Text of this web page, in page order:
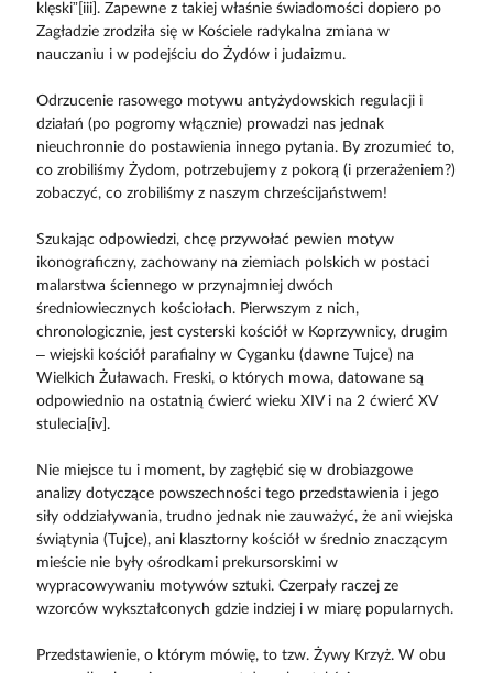
klęski”[iii]. Zapewne z takiej właśnie świadomości dopiero po
Zagładzie zrodziła się w Kościele radykalna zmiana w
nauczaniu i w podejściu do Żydów i judaizmu.
Odrzucenie rasowego motywu antyżydowskich regulacji i
działań (po pogromy włącznie) prowadzi nas jednak
nieuchronnie do postawienia innego pytania. By zrozumieć to,
co zrobiliśmy Żydom, potrzebujemy z pokorą (i przerażeniem?)
zobaczyć, co zrobiliśmy z naszym chrześcijaństwem!
Szukając odpowiedzi, chcę przywołać pewien motyw
ikonograficzny, zachowany na ziemiach polskich w postaci
malarstwa ściennego w przynajmniej dwóch
średniowiecznych kościołach. Pierwszym z nich,
chronologicznie, jest cysterski kościół w Koprzywnicy, drugim
– wiejski kościół parafialny w Cyganku (dawne Tujce) na
Wielkich Żuławach. Freski, o których mowa, datowane są
odpowiednio na ostatnią ćwierć wieku XIV i na 2 ćwierć XV
stulecia[iv].
Nie miejsce tu i moment, by zagłębić się w drobiazgowe
analizy dotyczące powszechności tego przedstawienia i jego
siły oddziaływania, trudno jednak nie zauważyć, że ani wiejska
świątynia (Tujce), ani klasztorny kościół w średnio znaczącym
mieście nie były ośrodkami prekursorskimi w
wypracowywaniu motywów sztuki. Czerpały raczej ze
wzorców wykształconych gdzie indziej i w miarę popularnych.
Przedstawienie, o którym mówię, to tzw. Żywy Krzyż. W obu